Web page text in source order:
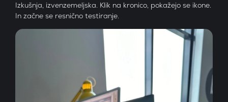
Izkušnja, izvenzemeljska. Klik na kronico, pokažejo se ikone.
In začne se resnično testiranje.